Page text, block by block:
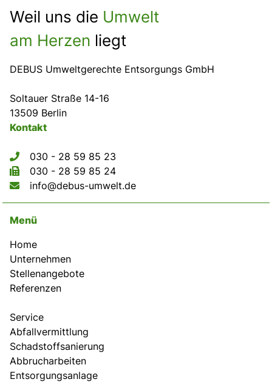
Weil uns die Umwelt
am Herzen liegt
DEBUS Umweltgerechte Entsorgungs GmbH
Soltauer Straße 14-16
13509 Berlin
Kontakt
030 - 28 59 85 23
030 - 28 59 85 24
info@debus-umwelt.de
Menü
Home
Unternehmen
Stellenangebote
Referenzen
Service
Abfallvermittlung
Schadstoffsanierung
Abbrucharbeiten
Entsorgungsanlage